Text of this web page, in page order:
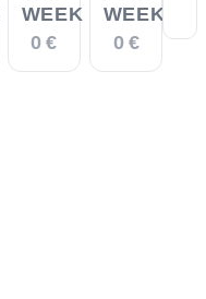
WEEK
0 €
WEEK
0 €